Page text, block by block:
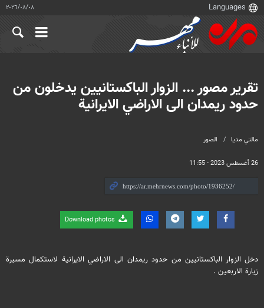
٠٨‏/٠٨‏/٢٠٢٦
مالتي مدیا الصور
26 أغسطس 2023 - 11:55
تقرير مصور ... الزوار الباكستانيين يدخلون من
حدود ريمدان الى الاراضي الايرانية
دخل الزوار الباكستانيين من حدود ريمدان الى الاراضي الايرانية لاستكمال مسيرة
زيارة الاربعين .